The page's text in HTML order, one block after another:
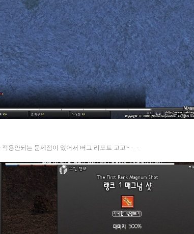
용안되는 문제점이 있어서 버그 리포트 고고~ -_-